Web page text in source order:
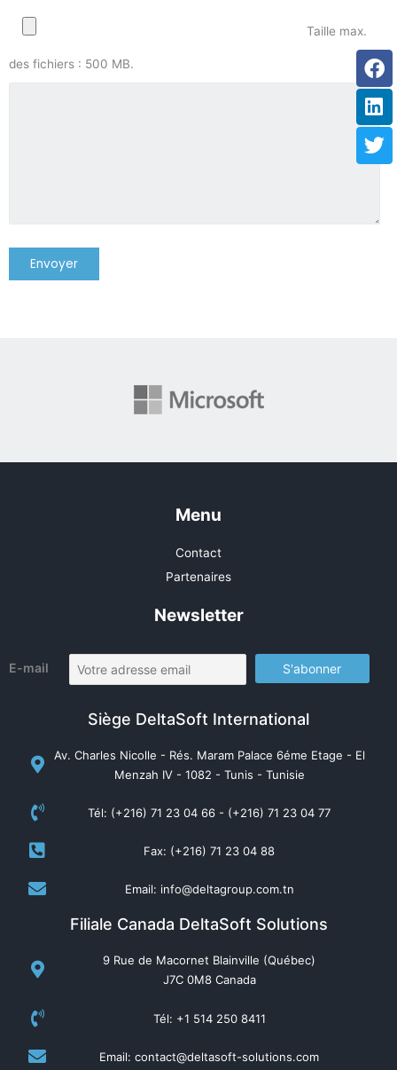
Taille max.
des fichiers : 500 MB.
Menu
Contact
Partenaires
Newsletter
E-mail
Siège DeltaSoft International
Av. Charles Nicolle - Rés. Maram Palace 6éme Etage - El
Menzah IV - 1082 - Tunis - Tunisie
Tél: (+216) 71 23 04 66 - (+216) 71 23 04 77
Fax: (+216) 71 23 04 88
Email: info@deltagroup.com.tn
Filiale Canada DeltaSoft Solutions
9 Rue de Macornet Blainville (Québec)
J7C 0M8 Canada
Tél: +1 514 250 8411
Email: contact@deltasoft-solutions.com